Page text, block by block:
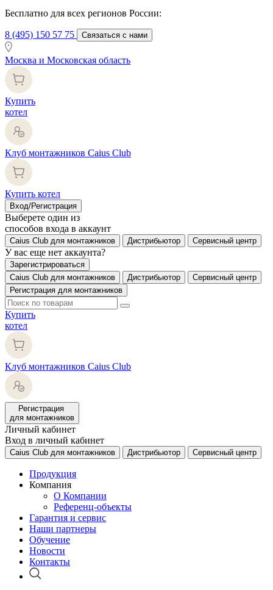
Бесплатно для всех регионов России:
8 (495) 150 57 75 Связаться с нами
Москва и Московская область
Купить
котел
Клуб монтажников Caius Club
Купить котел
Вход/Регистрация
Выберете один из
способов входа в аккаунт
Caius Club для монтажников Дистрибьютор Сервисный центр
У вас еще нет аккаунта?
Зарегистрироваться
Caius Club для монтажников
Дистрибьютор
Сервисный центр
Регистрация для монтажников
Купить
котел
Клуб монтажников Caius Club
Регистрация
для монтажников
Личный кабинет
Вход в личный кабинет
Caius Club для монтажников Дистрибьютор Сервисный центр
Продукция
Компания
О Компании
Референц-объекты
Гарантия и сервис
Наши партнеры
Обучение
Новости
Контакты